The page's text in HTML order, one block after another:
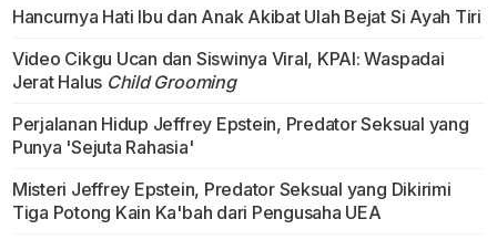
Hancurnya Hati Ibu dan Anak Akibat Ulah Bejat Si Ayah Tiri
Video Cikgu Ucan dan Siswinya Viral, KPAI: Waspadai
Jerat Halus Child Grooming
Perjalanan Hidup Jeffrey Epstein, Predator Seksual yang
Punya 'Sejuta Rahasia'
Misteri Jeffrey Epstein, Predator Seksual yang Dikirimi
Tiga Potong Kain Ka'bah dari Pengusaha UEA